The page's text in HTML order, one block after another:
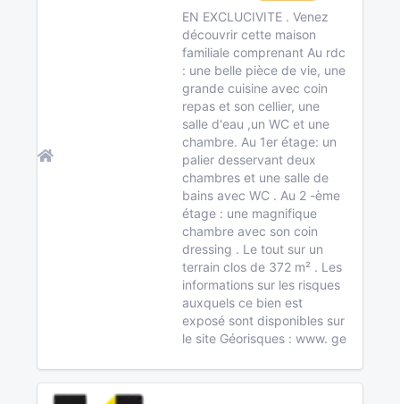
EN EXCLUCIVITE . Venez
découvrir cette maison
familiale comprenant Au rdc
: une belle pièce de vie, une
grande cuisine avec coin
repas et son cellier, une
salle d'eau ,un WC et une
chambre. Au 1er étage: un
palier desservant deux
chambres et une salle de
bains avec WC . Au 2 -ème
étage : une magnifique
chambre avec son coin
dressing . Le tout sur un
terrain clos de 372 m² . Les
informations sur les risques
auxquels ce bien est
exposé sont disponibles sur
le site Géorisques : www. ge